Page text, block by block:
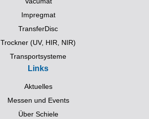
Impregmat
TransferDisc
Trockner (UV, HIR, NIR)
Transportsysteme
Links
Aktuelles
Messen und Events
Über Schiele